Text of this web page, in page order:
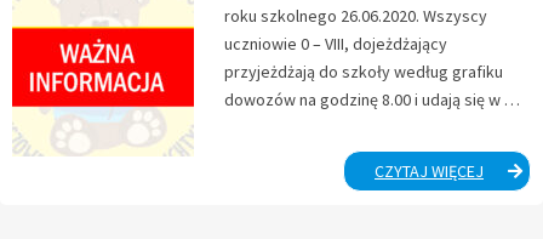
roku szkolnego 26.06.2020. Wszyscy
uczniowie 0 – VIII, dojeżdżający
przyjeżdżają do szkoły według grafiku
dowozów na godzinę 8.00 i udają się w …
CZYTAJ WIĘCEJ